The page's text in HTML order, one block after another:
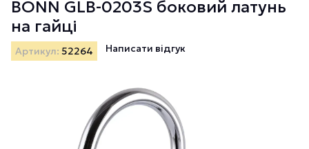
BONN GLB-0203S боковий латунь
на гайці
Артикул: 52264 Написати відгук